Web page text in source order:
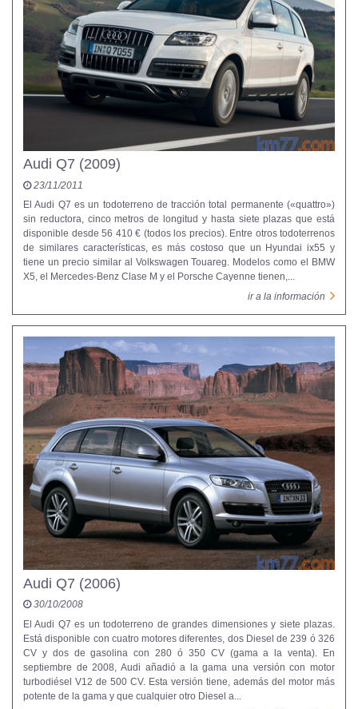
Audi Q7 (2009)
23/11/2011
El Audi Q7 es un todoterreno de tracción total permanente («quattro»)
sin reductora, cinco metros de longitud y hasta siete plazas que está
disponible desde 56 410 € (todos los precios). Entre otros todoterrenos
de similares características, es más costoso que un Hyundai ix55 y
tiene un precio similar al Volkswagen Touareg. Modelos como el BMW
X5, el Mercedes-Benz Clase M y el Porsche Cayenne tienen,...
ir a la información
Audi Q7 (2006)
30/10/2008
El Audi Q7 es un todoterreno de grandes dimensiones y siete plazas.
Está disponible con cuatro motores diferentes, dos Diesel de 239 ó 326
CV y dos de gasolina con 280 ó 350 CV (gama a la venta). En
septiembre de 2008, Audi añadió a la gama una versión con motor
turbodiésel V12 de 500 CV. Esta versión tiene, además del motor más
potente de la gama y que cualquier otro Diesel a...